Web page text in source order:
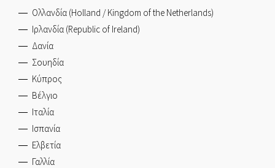
Ολλανδία (Holland / Kingdom of the Netherlands)
Ιρλανδία (Republic of Ireland)
Δανία
Σουηδία
Κύπρος
Βέλγιο
Ιταλία
Ισπανία
Ελβετία
Γαλλία